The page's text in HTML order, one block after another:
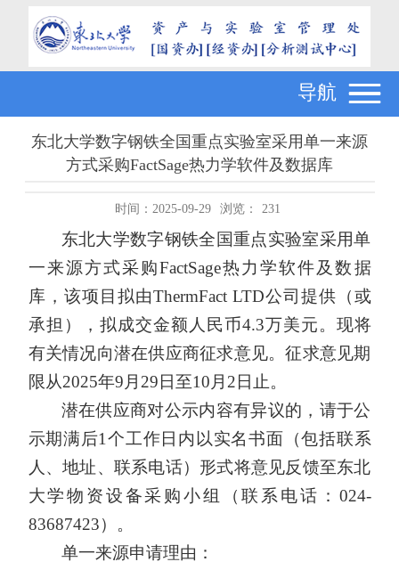
导航
东北大学数字钢铁全国重点实验室采用单一来源
方式采购FactSage热力学软件及数据库
时间：2025-09-29 浏览： 231
东北大学数字钢铁全国重点实验室采用单
一来源方式采购FactSage热力学软件及数据
库，该项目拟由ThermFact LTD公司提供（或
承担），拟成交金额人民币4.3万美元。 现将
有关情况向潜在供应商征求意见。征求意见期
限从2025年9月29日至10月2日止。
潜在供应商对公示内容有异议的，请于公
示期满后1个工作日内以实名书面（包括联系
人、地址、联系电话）形式将意见反馈至东北
大学物资设备采购小组（联系电话：024-
83687423）。
单一来源申请理由：